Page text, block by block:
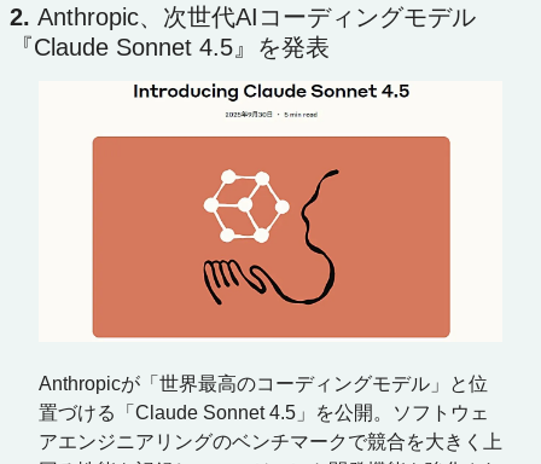
2. Anthropic、次世代AIコーディングモデル
『Claude Sonnet 4.5』を発表
Anthropicが「世界最高のコーディングモデル」と位
置づける「Claude Sonnet 4.5」を公開。ソフトウェ
アエンジニアリングのベンチマークで競合を大きく上